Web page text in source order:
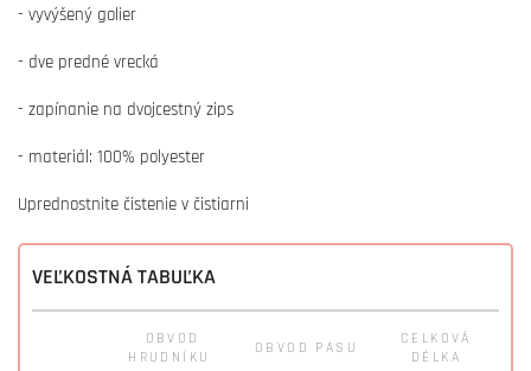
VEĽKOSTNÁ TABUĽKA
OBVOD
HRUDNÍKU
OBVOD PASU
CELKOVÁ
DÉLKA
- vyvýšený golier
- dve predné vrecká
- zapínanie na dvojcestný zips
- materiál: 100% polyester
Uprednostnite čistenie v čistiarni